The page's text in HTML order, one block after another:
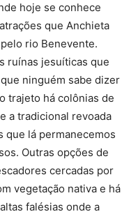
hoje se conhece
que Anchieta
rio Benevente.
ruínas jesuíticas que
ninguém sabe dizer
trajeto há colônias de
a tradicional revoada
que lá permanecemos
Outras opções de
cercadas por
vegetação nativa e há
falésias onde a